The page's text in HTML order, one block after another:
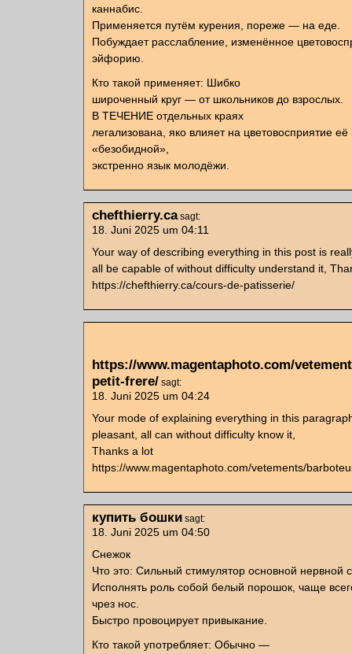
каннабис.
Применяется путём курения, пореже — на еде.
Побуждает расслабление, изменённое
эйфорию.
Кто такой применяет: Шибко
широченный круг — от школьников до взрослых.
В ТЕЧЕНИЕ отдельных краях
легализована, яко влияет на цветовосприятие её
«безобидной»,
экстренно язык молодёжи.
chefthierry.ca sagt:
18. Juni 2025 um 04:11
Your way of describing everything in this post is
all be capable of without difficulty understand it,
https://chefthierry.ca/cours-de-patisserie/
https://www.magentaphoto.com/
petit-frere/ sagt:
18. Juni 2025 um 04:24
Your mode of explaining everything in this
pleasant, all can without difficulty know it,
Thanks a lot
https://www.magentaphoto.com/vetements/
купить бошки sagt:
18. Juni 2025 um 04:50
Снежок
Что это: Сильный стимулятор основной нервной
Исполнять роль собой белый порошок, чаще
чрез нос.
Быстро провоцирует привыкание.
Кто такой употребляет: Обычно —